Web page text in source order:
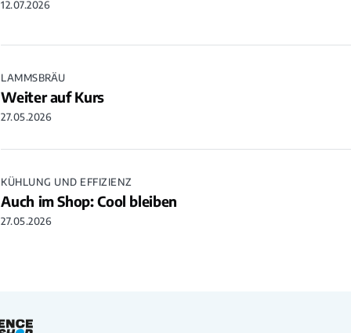
12.07.2026
LAMMSBRÄU
Weiter auf Kurs
27.05.2026
KÜHLUNG UND EFFIZIENZ
Auch im Shop: Cool bleiben
27.05.2026